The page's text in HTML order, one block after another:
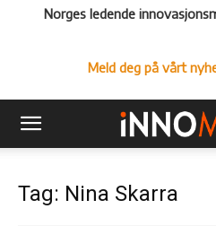
Norges ledende
Meld deg på vårt
Tag: Nina Skarra